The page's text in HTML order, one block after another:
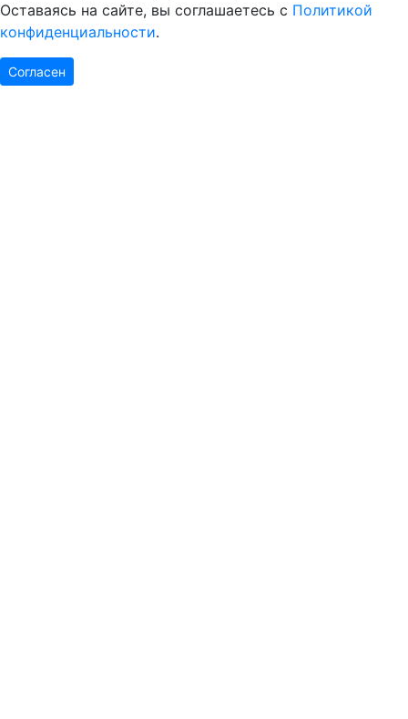
Оставаясь на сайте, вы соглашаетесь с Политикой
конфиденциальности.
Согласен